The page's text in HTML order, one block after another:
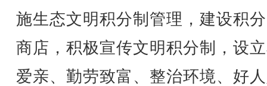
施生态文明积分制管理，建设积
商店，积极宣传文明积分制，设
爱亲、勤劳致富、整治环境、好